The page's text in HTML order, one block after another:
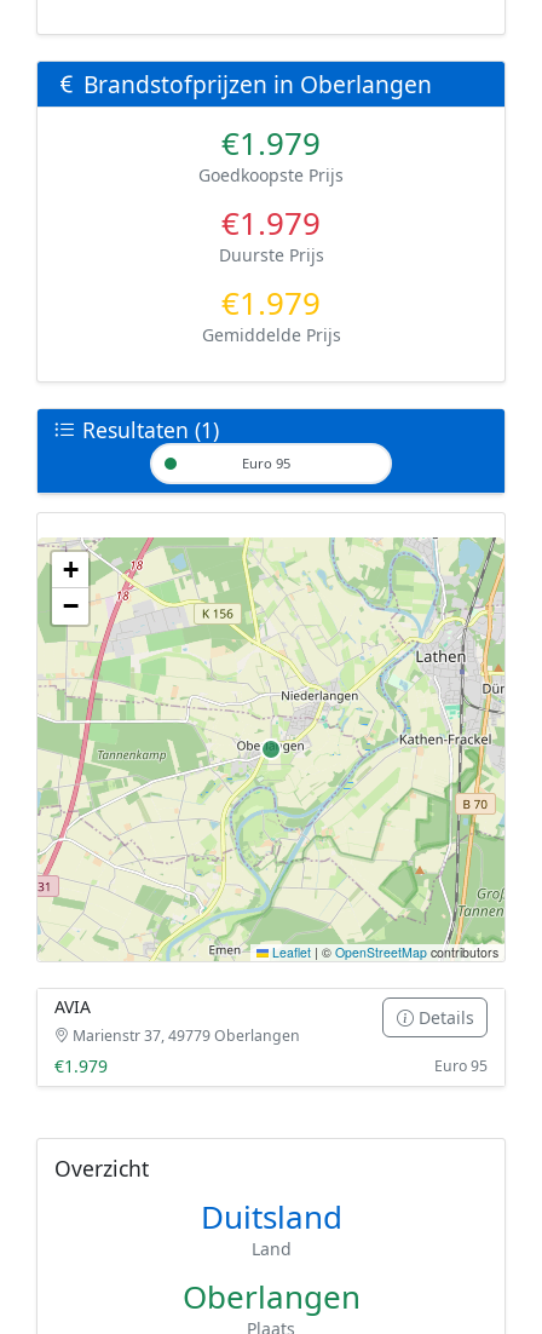
Brandstofprijzen in Oberlangen
€1.979
Goedkoopste Prijs
€1.979
Duurste Prijs
€1.979
Gemiddelde Prijs
Resultaten (1)
Euro 95
Geen tankstations met locatiegegevens gevonden.
De kaart kan niet worden weergegeven zonder GPS coördinaten.
+
−
Leaflet | © OpenStreetMap contributors
AVIA
Marienstr 37, 49779 Oberlangen
Details
€1.979 Euro 95
Overzicht
Duitsland
Land
Oberlangen
Plaats